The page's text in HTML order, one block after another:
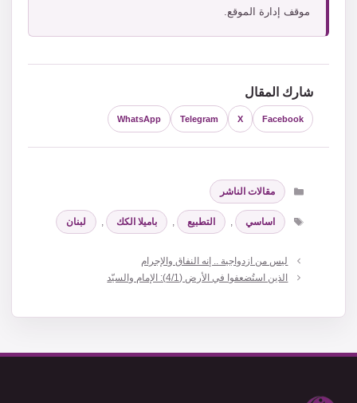
موقف إدارة الموقع.
شارك المقال
Facebook
X
Telegram
WhatsApp
التصنيفات
مقالات الناشر
الوسوم
اساسي , التطبيع , باميلا الكك , لبنان
ليس من ازدواجية .. إنه النفاق والإجرام
الذين استُضعفوا في الأرض (4/1): الإمام والسيّد